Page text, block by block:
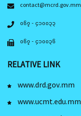
contact@mcrd.gov.mm
၀၆၇ - ၄၁၀၀၃၃
၀၆၇ - ၄၁၀၀၃၆
RELATIVE LINK
www.drd.gov.mm
www.ucmt.edu.mm